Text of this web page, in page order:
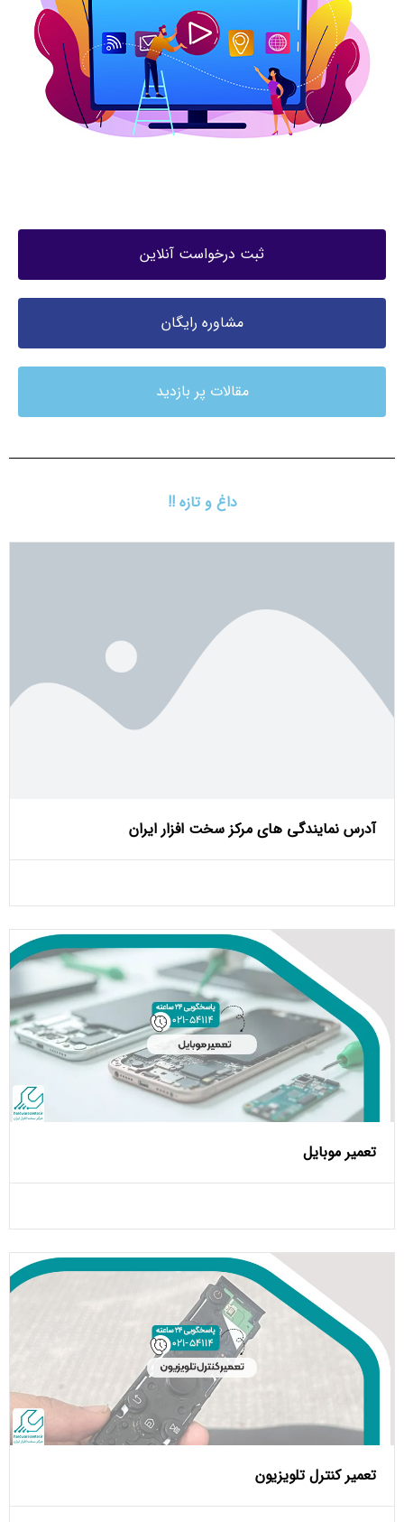
ثبت درخواست آنلاین
مشاوره رایگان
مقالات پر بازدید
داغ و تازه !!
آدرس نمایندگی های مرکز سخت افزار ایران
تعمیر موبایل
تعمیر کنترل تلویزیون